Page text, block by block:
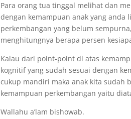
Para orang tua tinggal melihat dan
dengan kemampuan anak yang anda
perkembangan yang belum
menghitungnya berapa persen
Kalau dari point-point di atas
kognitif yang sudah sesuai dengan
cukup mandiri maka anak kita sudah
kemampuan perkembangan yaitu
Wallahu a’lam bishowab.